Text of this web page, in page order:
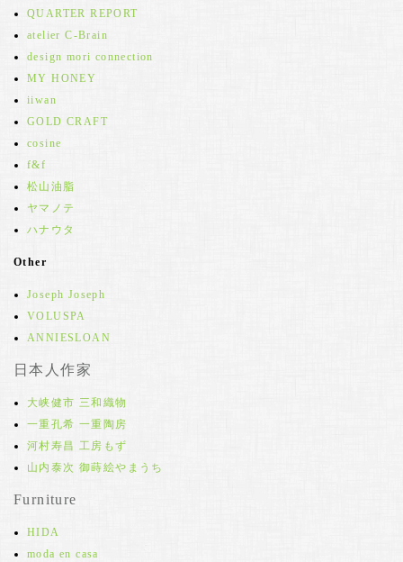
QUARTER REPORT
atelier C-Brain
design mori connection
MY HONEY
iiwan
GOLD CRAFT
cosine
f&f
松山油脂
ヤマノテ
ハナウタ
Other
Joseph Joseph
VOLUSPA
ANNIESLOAN
日本人作家
大峡健市 三和織物
一重孔希 一重陶房
河村寿昌 工房もず
山内泰次 御蒔絵やまうち
Furniture
HIDA
moda en casa